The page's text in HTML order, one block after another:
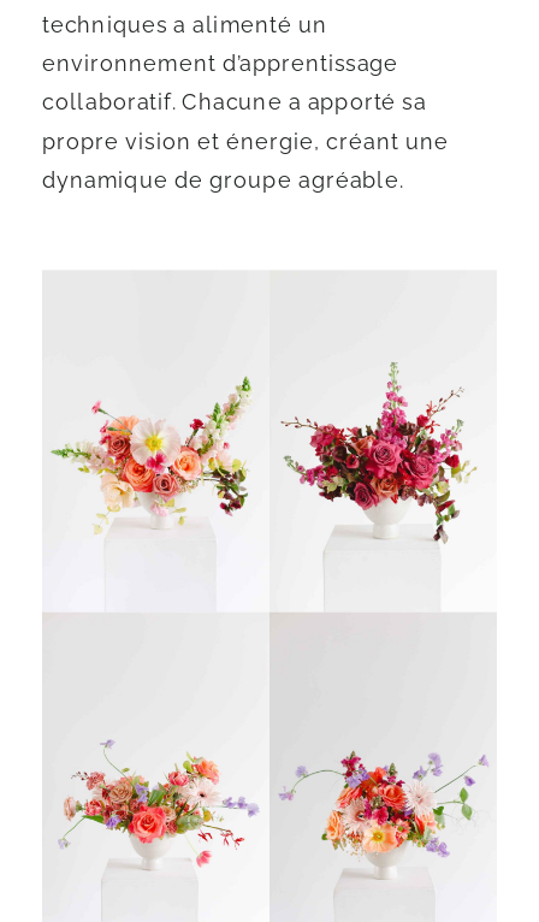
techniques a alimenté un
environnement d’apprentissage
collaboratif. Chacune a apporté sa
propre vision et énergie, créant une
dynamique de groupe agréable.